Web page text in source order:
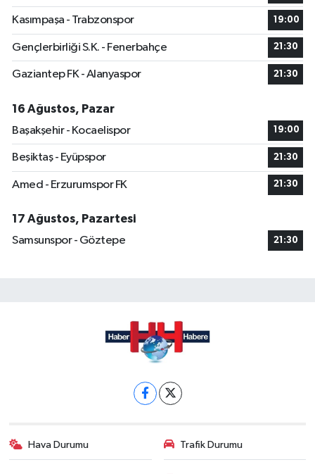
Kasımpaşa - Trabzonspor 19:00
Gençlerbirliği S.K. - Fenerbahçe 21:30
Gaziantep FK - Alanyaspor 21:30
16 Ağustos, Pazar
Başakşehir - Kocaelispor
19:00
Beşiktaş - Eyüpspor 21:30
Amed - Erzurumspor FK 21:30
17 Ağustos, Pazartesi
Samsunspor - Göztepe
21:30
Hava Durumu Trafik Durumu